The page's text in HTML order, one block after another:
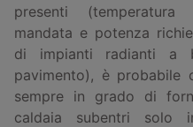
presenti
mandata e potenza
di impianti radianti a
pavimento), è
sempre in grado di
caldaia subentri